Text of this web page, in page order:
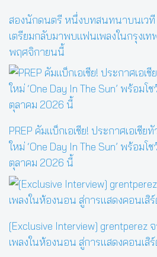
สองนักดนตรี หนึ่งบทสนทนาบนเวที
เตรียมกลับมาพบแฟนเพลงในกรุงเ
พฤศจิกายนนี้
PREP คัมแบ็กเอเชีย! ประกาศเอเชี
ใหม่ ‘One Day In The Sun’ พร้อมโ
ตุลาคม 2026 นี้
[Exclusive Interview] grentperez
เพลงในห้องนอน สู่การแสดงคอนเ